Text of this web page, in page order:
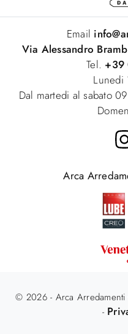
Email
Via Alessandro
Tel. +39
Lunedi
Dal martedi al sabato
Arca
© 2026 - Arca Arredamenti
-